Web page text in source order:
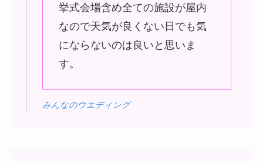
挙式会場含め全ての施設が屋内
なので天気が良くない日でも気
にならないのは良いと思いま
す。
みんなのウエディング